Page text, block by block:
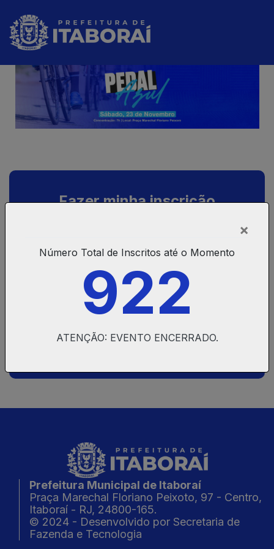
Fazer minha inscrição
Recuperar Voucher
Informações do evento
Prefeitura Municipal de Itaboraí
Praça Marechal Floriano Peixoto, 97 - Centro,
Itaboraí - RJ, 24800-165.
© 2024 - Desenvolvido por Secretaria de
Fazenda e Tecnologia
×
Número Total de Inscritos até o Momento
922
ATENÇÃO: EVENTO ENCERRADO.